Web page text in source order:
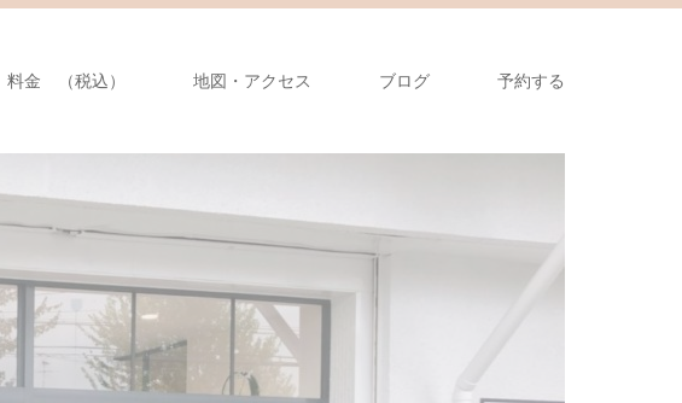
料金 （税込） 地図・アクセス ブログ 予約する